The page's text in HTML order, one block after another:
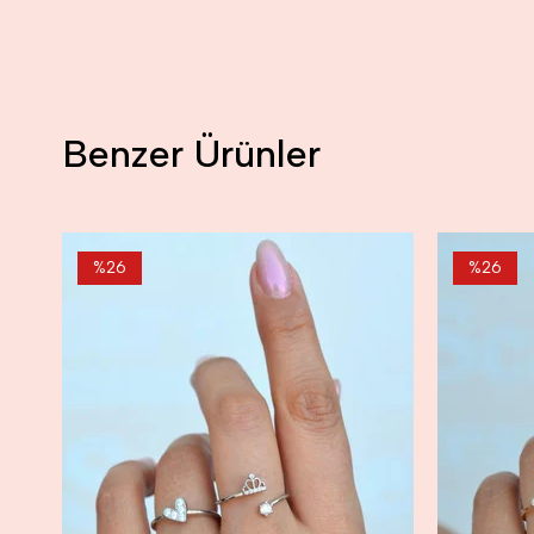
Benzer Ürünler
%26 %26